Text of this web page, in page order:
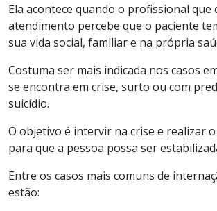
Ela acontece quando o profissional que
atendimento percebe que o paciente
sua vida social, familiar e na própria
Costuma ser mais indicada nos casos
se encontra em crise, surto ou com
suicídio.
O objetivo é intervir na crise e realizar
para que a pessoa possa ser
Entre os casos mais comuns de
estão: